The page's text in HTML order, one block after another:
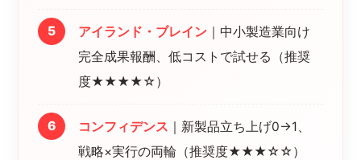
アイランド・ブレイン ｜中小製造業向け
完全成果報酬、低コストで試せる（推奨
度★★★★☆）
コンフィデンス ｜新製品立ち上げ0→1、
戦略×実行の両輪（推奨度★★★☆☆）